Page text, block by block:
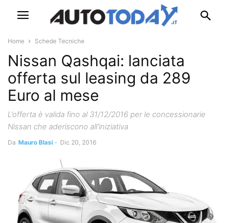
Home Schede Tecniche
Nissan Qashqai: lanciata
offerta sul leasing da 289
Euro al mese
L’offerta è valida fino al 31/12/2016 per le concessionarie
Nissan che aderiscono all’iniziativa
Da Mauro Blasi - Dic 20, 2016